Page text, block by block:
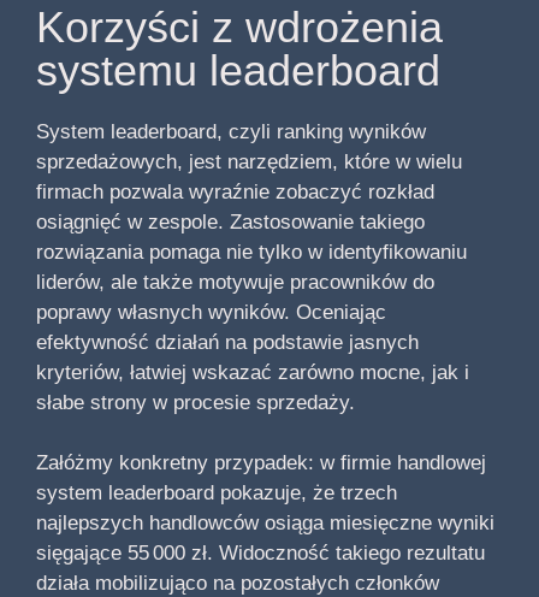
Korzyści z wdrożenia
systemu leaderboard
System leaderboard, czyli ranking wyników
sprzedażowych, jest narzędziem, które w wielu
firmach pozwala wyraźnie zobaczyć rozkład
osiągnięć w zespole. Zastosowanie takiego
rozwiązania pomaga nie tylko w identyfikowaniu
liderów, ale także motywuje pracowników do
poprawy własnych wyników. Oceniając
efektywność działań na podstawie jasnych
kryteriów, łatwiej wskazać zarówno mocne, jak i
słabe strony w procesie sprzedaży.
Załóżmy konkretny przypadek: w firmie handlowej
system leaderboard pokazuje, że trzech
najlepszych handlowców osiąga miesięczne wyniki
sięgające 55 000 zł. Widoczność takiego rezultatu
działa mobilizująco na pozostałych członków